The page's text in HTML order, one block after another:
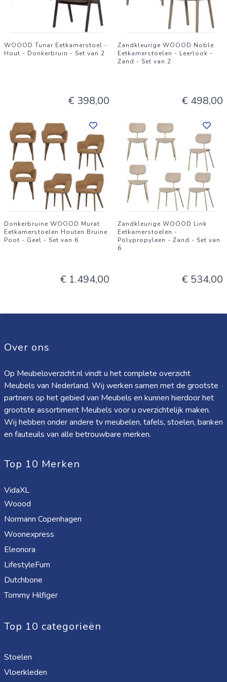
WOOOD Tunar Eetkamerstoel -
Hout - Donkerbruin - Set van 2
€ 398,00
Zandkleurige WOOOD Noble
Eetkamerstoelen - Leerlook -
Zand - Set van 2
€ 498,00
Donkerbruine WOOOD Murat
Eetkamerstoelen Houten Bruine
Poot - Geel - Set van 6
€ 1.494,00
Zandkleurige WOOOD Link
Eetkamerstoelen -
Polypropyleen - Zand - Set van
6
€ 534,00
Over ons
Op Meubeloverzicht.nl vindt u het complete overzicht
Meubels van Nederland. Wij werken samen met de grootste
partners op het gebied van Meubels en kunnen hierdoor het
grootste assortiment Meubels voor u overzichtelijk maken.
Wij hebben onder andere tv meubelen, tafels, stoelen, banken
en fauteuils van alle betrouwbare merken.
Top 10 Merken
VidaXL
Woood
Normann Copenhagen
Woonexpress
Eleonora
LifestyleFurn
Dutchbone
Tommy Hilfiger
Top 10 categorieën
Stoelen
Vloerkleden